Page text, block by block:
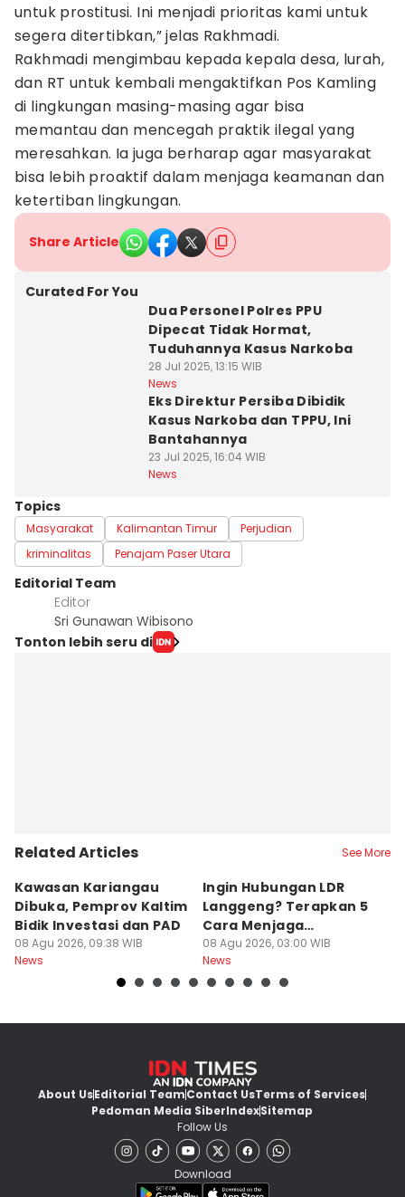
untuk prostitusi. Ini menjadi prioritas kami untuk
segera ditertibkan,” jelas Rakhmadi.
Rakhmadi mengimbau kepada kepala desa, lurah,
dan RT untuk kembali mengaktifkan Pos Kamling
di lingkungan masing-masing agar bisa
memantau dan mencegah praktik ilegal yang
meresahkan. Ia juga berharap agar masyarakat
bisa lebih proaktif dalam menjaga keamanan dan
ketertiban lingkungan.
Share Article
Curated For You
Dua Personel Polres PPU
Dipecat Tidak Hormat,
Tuduhannya Kasus Narkoba
28 Jul 2025, 13:15 WIB
News
Eks Direktur Persiba Dibidik
Kasus Narkoba dan TPPU, Ini
Bantahannya
23 Jul 2025, 16:04 WIB
News
Topics
Masyarakat Kalimantan Timur
Perjudian
kriminalitas
Penajam Paser Utara
Editorial Team
Editor
Sri Gunawan Wibisono
Tonton lebih seru di
Related Articles See More
Kawasan Kariangau
Dibuka, Pemprov Kaltim
Bidik Investasi dan PAD
08 Agu 2026, 09:38 WIB
News
Ingin Hubungan LDR
Langgeng? Terapkan 5
Cara Menjaga
Kesetiaan Ini
08 Agu 2026, 03:00 WIB
News
About UsEditorial TeamContact UsTerms of Services
Pedoman Media SiberIndexSitemap
Follow Us
Download